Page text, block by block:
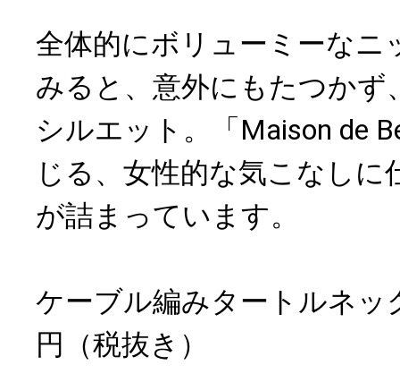
全体的にボリューミーなニ
みると、意外にもたつかず
シルエット。「Maison de
じる、女性的な気こなしに
が詰まっています。
ケーブル編みタートルネッ
円（税抜き）